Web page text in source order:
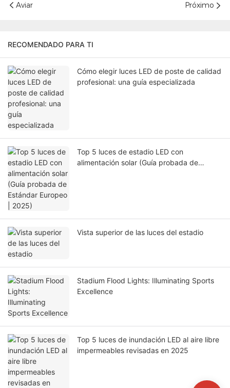
Aviar Próximo
RECOMENDADO PARA TI
Cómo elegir luces LED de poste de calidad
profesional: una guía especializada
Top 5 luces de estadio LED con
alimentación solar (Guía probada de
Vista superior de las luces del estadio
Stadium Flood Lights: Illuminating Sports
Excellence
Top 5 luces de inundación LED al aire libre
impermeables revisadas en 2025